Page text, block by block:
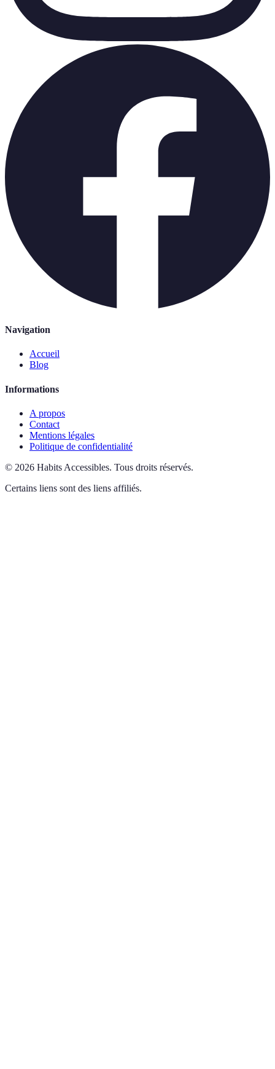
Navigation
Accueil
Blog
Informations
A propos
Contact
Mentions légales
Politique de confidentialité
© 2026 Habits Accessibles. Tous droits réservés.
Certains liens sont des liens affiliés.